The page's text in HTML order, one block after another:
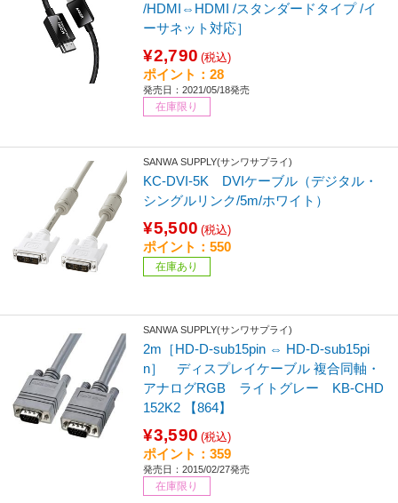
/HDMI⇔HDMI /スタンダードタイプ /イ
ーサネット対応］
¥2,790 (税込)
ポイント：28
発売日：2021/05/18発売
在庫限り
SANWA SUPPLY(サンワサプライ)
KC-DVI-5K DVIケーブル（デジタル・
シングルリンク/5m/ホワイト）
¥5,500 (税込)
ポイント：550
在庫あり
SANWA SUPPLY(サンワサプライ)
2m［HD-D-sub15pin ⇔ HD-D-sub15pi
n］ ディスプレイケーブル 複合同軸・
アナログRGB ライトグレー KB-CHD
152K2 【864】
¥3,590 (税込)
ポイント：359
発売日：2015/02/27発売
在庫限り